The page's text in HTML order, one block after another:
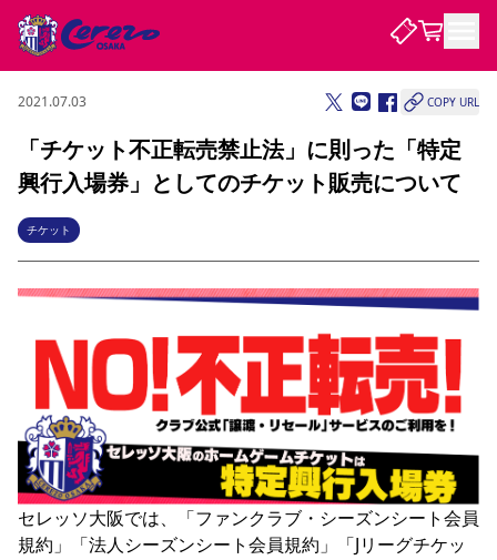
試合・チーム
試合について
試合日程 / 結果
チームについて
選手・スタッフ スケジュール メディア情報 アクセス レディース
観戦する
チケット
チケット情報 販売スケジュール 価格・席種 購入方法
特定興行入場券
譲渡サービス リセールサービス
観戦ガイド
初めて観戦ガイド キッズ向けサービス グルメ
マッチデープログラム
観戦マナー&ルール
ビジターサポーター観戦ガイド 公式アプリ
スタジアム
YANMAR HANASAKA STADIUM
DAZNで観戦
クラブを知る
セレッソ大阪について
クラブ紹介 シーズン記録 求人情報
サポートする
パートナー企業募集中 セレッソ大阪VISAカード サポートスタッフ
セレッソアイデアちょうだいな 応援商店街
Lise（ライセンスビジネス）
サステナビリティ
ファンクラブ
ファンクラブ
SAKURA SOCIO 招待券引換方法 まいセレチケット 会員規定
婚姻届・出生届・命名書
ニュース
ニュース
すべて チーム グッズ チケット イベント
ファンクラブ
ホームタウン パートナー スポーツクラブ メディア 30周年
レディース
2021.07.03 COPY URL
「チケット不正転売禁止法」に則った「特定
興行入場券」としてのチケット販売について
チケット
セレッソ大阪では、「ファンクラブ・シーズンシート会員
規約」「法人シーズンシート会員規約」「Jリーグチケッ